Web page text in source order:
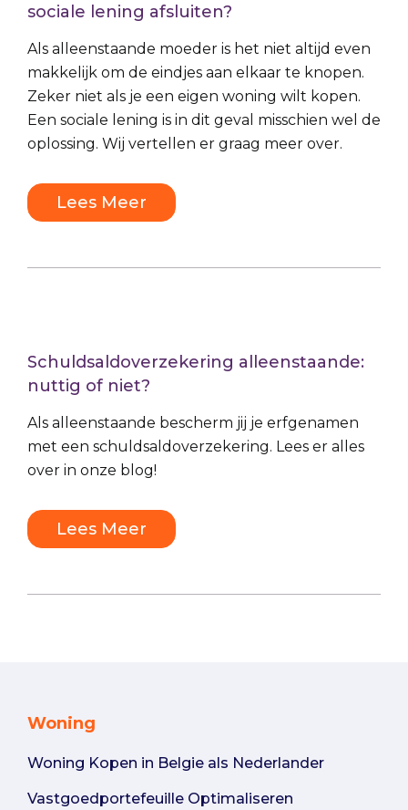
sociale lening afsluiten?
Als alleenstaande moeder is het niet altijd even
makkelijk om de eindjes aan elkaar te knopen.
Zeker niet als je een eigen woning wilt kopen.
Een sociale lening is in dit geval misschien wel de
oplossing. Wij vertellen er graag meer over.
Lees Meer
Schuldsaldoverzekering alleenstaande:
nuttig of niet?
Als alleenstaande bescherm jij je erfgenamen
met een schuldsaldoverzekering. Lees er alles
over in onze blog!
Lees Meer
Woning
Woning Kopen in Belgie als Nederlander
Vastgoedportefeuille Optimaliseren